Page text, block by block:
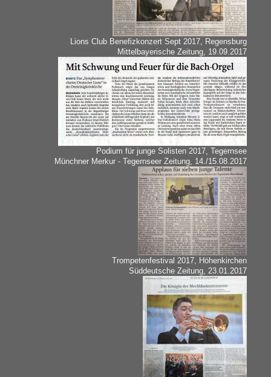
Lions Club Benefizkonzert Sept 2017, Regensburg
Mittelbayerische Zeitung, 19.09.2017
Podium für junge Solisten 2017, Tegernsee
Münchner Merkur - Tegernseer Zeitung, 14./15.08.2017
Trompetenfestival 2017, Höhenkirchen
Süddeutsche Zeitung, 23.01.2017